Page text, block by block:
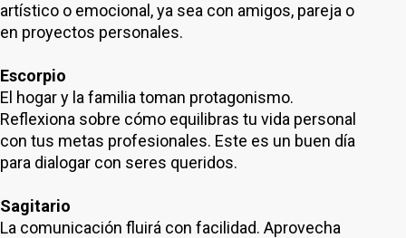
artístico o emocional, ya sea con amigos, pareja o
en proyectos personales.
Escorpio
El hogar y la familia toman protagonismo.
Reflexiona sobre cómo equilibras tu vida personal
con tus metas profesionales. Este es un buen día
para dialogar con seres queridos.
Sagitario
La comunicación fluirá con facilidad. Aprovecha